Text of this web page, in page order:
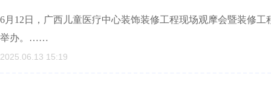
6月12日，广西儿童医疗中心装饰装修工程现场观摩会暨装修
举办。……
2025.06.13 15:19